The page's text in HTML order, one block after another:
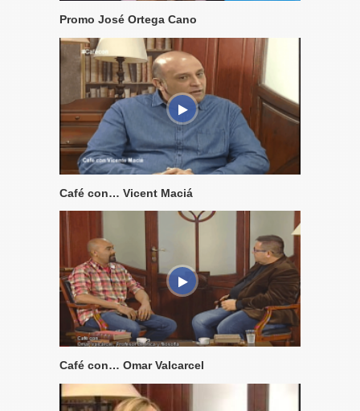
Promo José Ortega Cano
Café con… Vicent Maciá
Café con… Omar Valcarcel